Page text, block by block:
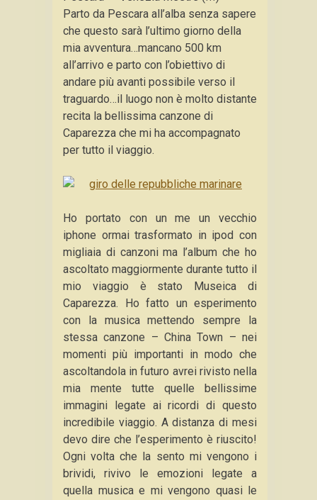
Parto da Pescara all’alba senza sapere
che questo sarà l’ultimo giorno della
mia avventura…mancano 500 km
all’arrivo e parto con l’obiettivo di
andare più avanti possibile verso il
traguardo…il luogo non è molto distante
recita la bellissima canzone di
Caparezza che mi ha accompagnato
per tutto il viaggio.
Ho portato con un me un vecchio
iphone ormai trasformato in ipod con
migliaia di canzoni ma l’album che ho
ascoltato maggiormente durante tutto il
mio viaggio è stato Museica di
Caparezza. Ho fatto un esperimento
con la musica mettendo sempre la
stessa canzone – China Town – nei
momenti più importanti in modo che
ascoltandola in futuro avrei rivisto nella
mia mente tutte quelle bellissime
immagini legate ai ricordi di questo
incredibile viaggio. A distanza di mesi
devo dire che l’esperimento è riuscito!
Ogni volta che la sento mi vengono i
brividi, rivivo le emozioni legate a
quella musica e mi vengono quasi le